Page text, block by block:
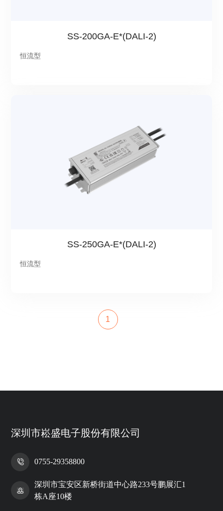
SS-200GA-E*(DALI-2)
恒流型
SS-250GA-E*(DALI-2)
恒流型
1
深圳市崧盛电子股份有限公司
0755-29358800
深圳市宝安区新桥街道中心路233号鹏展汇1
栋A座10楼